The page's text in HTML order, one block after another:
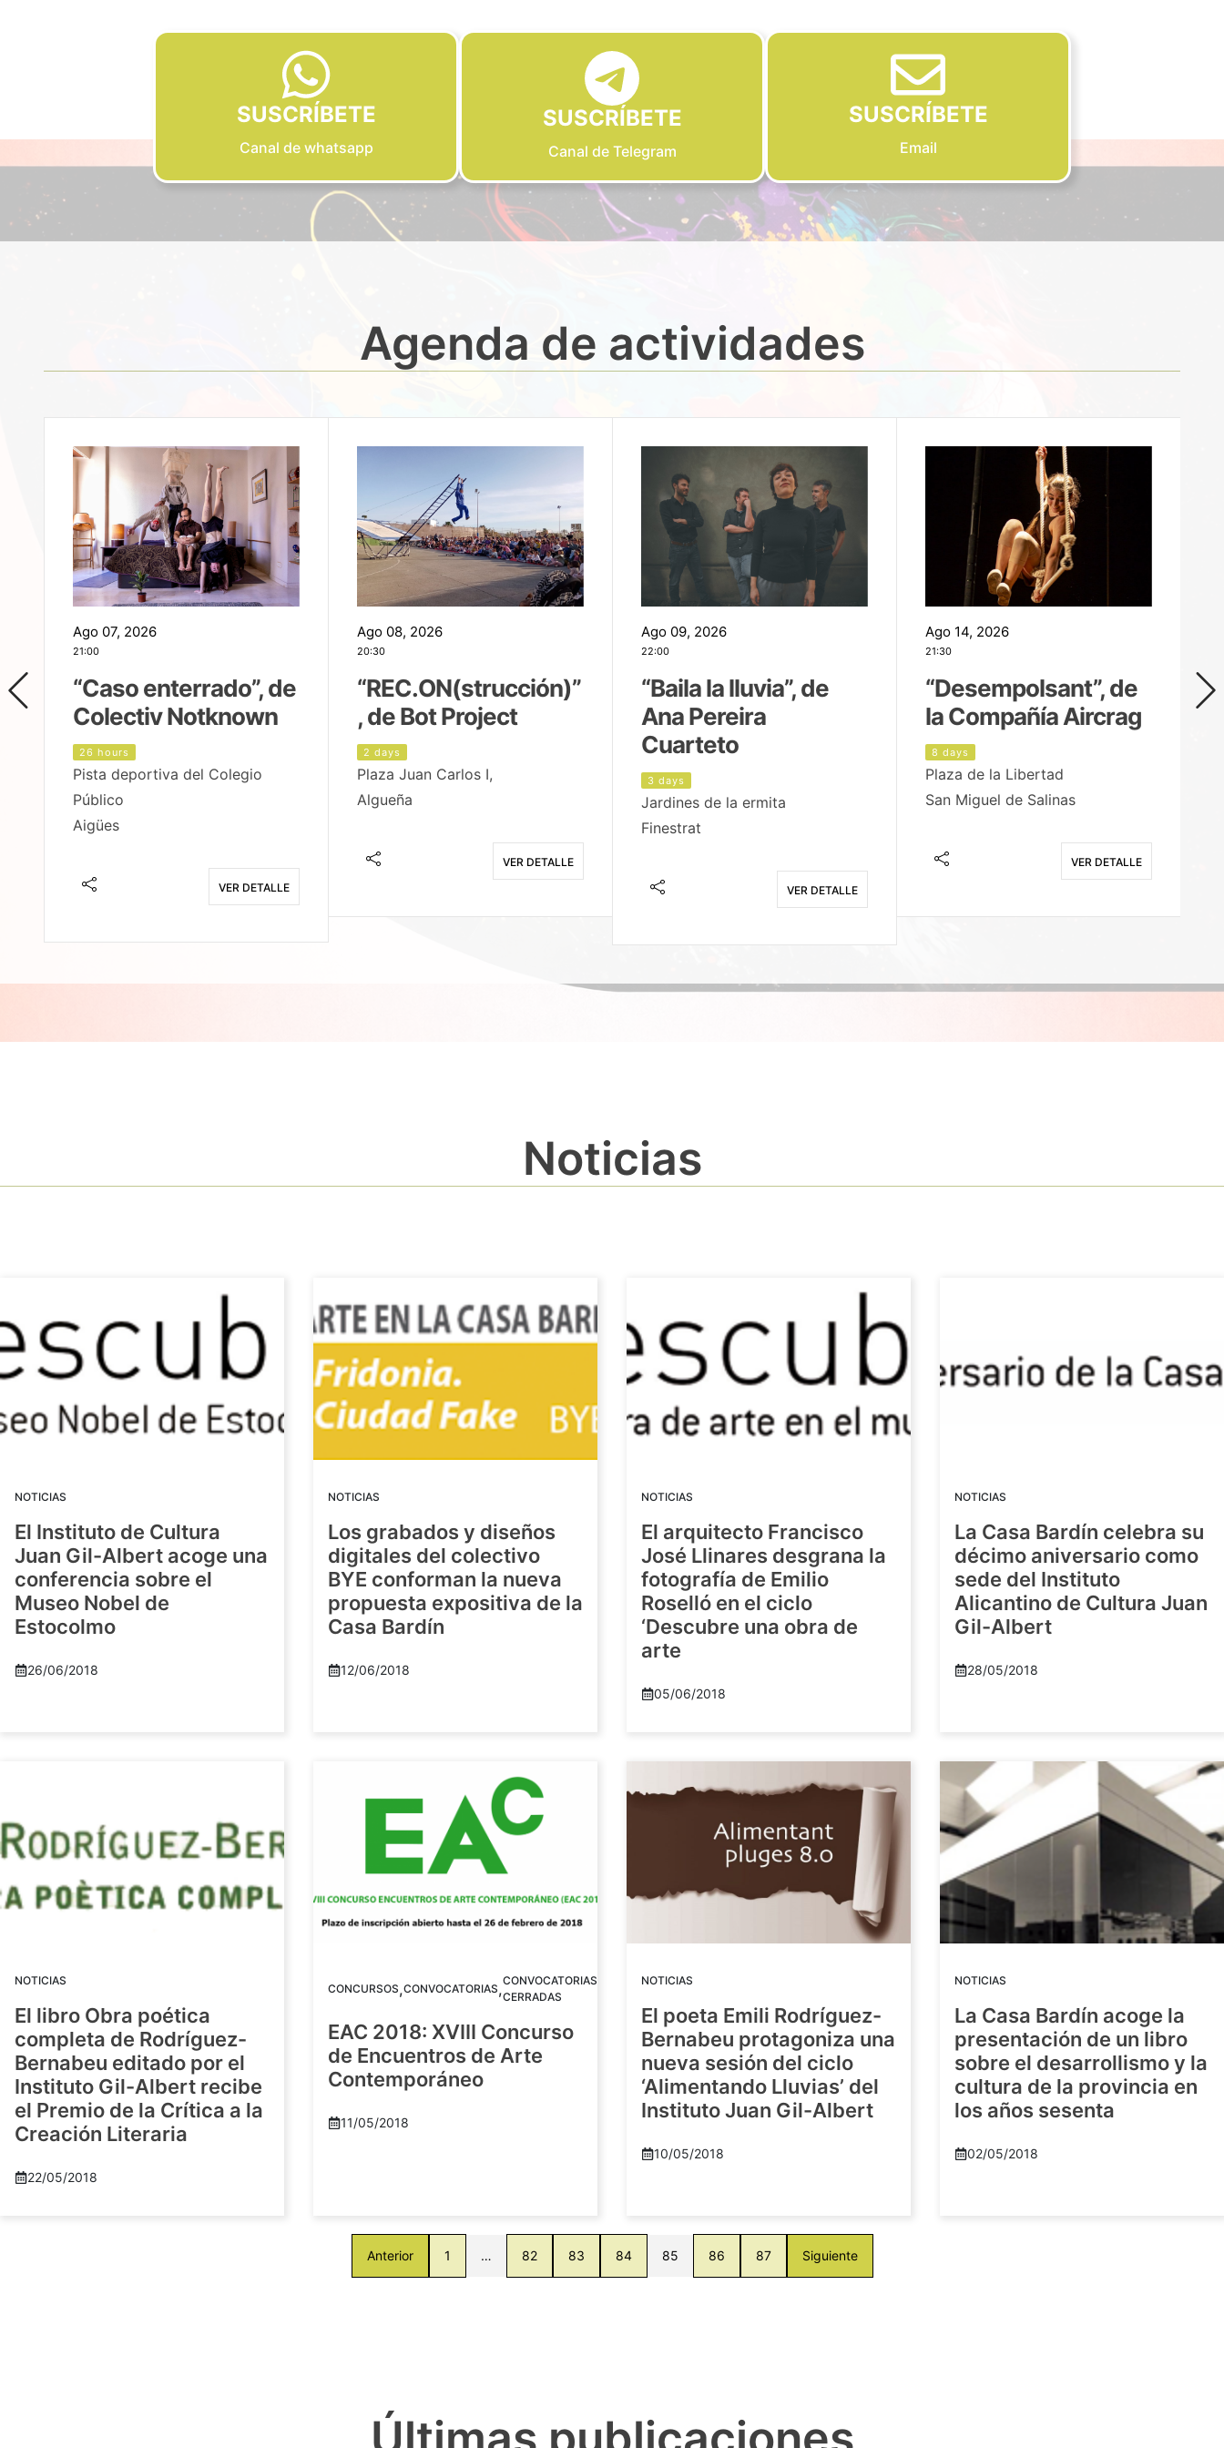
SUSCRÍBETE
Canal de whatsapp
SUSCRÍBETE
Canal de Telegram
SUSCRÍBETE
Email
Agenda de actividades
Ago 07, 2026
21:00
“Caso enterrado”, de
Colectiv Notknown
26 hours
Pista deportiva del Colegio
Público
Aigües
VER DETALLE
Ago 08, 2026
20:30
“REC.ON(strucción)”
, de Bot Project
2 days
Plaza Juan Carlos I,
Algueña
VER DETALLE
Ago 09, 2026
22:00
“Baila la lluvia”, de
Ana Pereira
Cuarteto
3 days
Jardines de la ermita
Finestrat
VER DETALLE
Ago 14, 2026
21:30
“Desempolsant”, de
la Compañía Aircrag
8 days
Plaza de la Libertad
San Miguel de Salinas
VER DETALLE
Noticias
NOTICIAS
El Instituto de Cultura
Juan Gil-Albert acoge una
conferencia sobre el
Museo Nobel de
Estocolmo
26/06/2018
NOTICIAS
Los grabados y diseños
digitales del colectivo
BYE conforman la nueva
propuesta expositiva de la
Casa Bardín
12/06/2018
NOTICIAS
El arquitecto Francisco
José Llinares desgrana la
fotografía de Emilio
Roselló en el ciclo
‘Descubre una obra de
arte
05/06/2018
NOTICIAS
La Casa Bardín celebra su
décimo aniversario como
sede del Instituto
Alicantino de Cultura Juan
Gil-Albert
28/05/2018
NOTICIAS
El libro Obra poética
completa de Rodríguez-
Bernabeu editado por el
Instituto Gil-Albert recibe
el Premio de la Crítica a la
Creación Literaria
22/05/2018
CONCURSOS,CONVOCATORIAS,CONVOCATORIAS
CERRADAS
EAC 2018: XVIII Concurso
de Encuentros de Arte
Contemporáneo
11/05/2018
NOTICIAS
El poeta Emili Rodríguez-
Bernabeu protagoniza una
nueva sesión del ciclo
‘Alimentando Lluvias’ del
Instituto Juan Gil-Albert
10/05/2018
NOTICIAS
La Casa Bardín acoge la
presentación de un libro
sobre el desarrollismo y la
cultura de la provincia en
los años sesenta
02/05/2018
Anterior 1 … 82 83 84 85 86 87 Siguiente